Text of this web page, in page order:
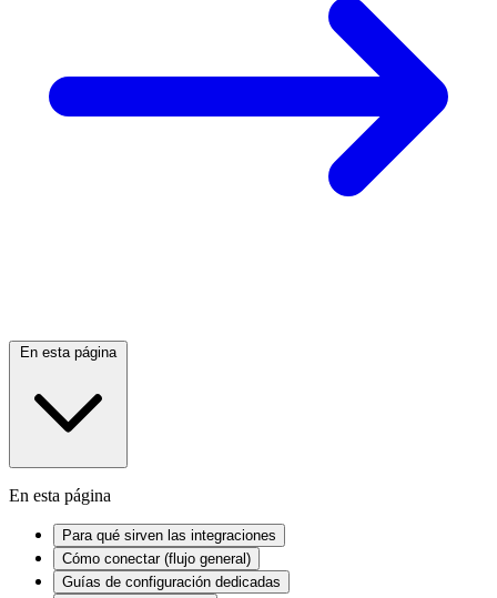
En esta página
En esta página
Para qué sirven las integraciones
Cómo conectar (flujo general)
Guías de configuración dedicadas